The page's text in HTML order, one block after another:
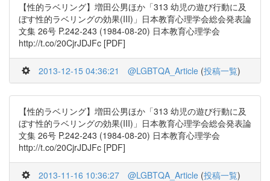
【性的ラベリング】増田公男ほか「313 幼児の遊び行動に及
ぼす性的ラベリングの効果(III)」日本教育心理学会総会発表論
文集 26号 P.242-243 (1984-08-20) 日本教育心理学会
http://t.co/20CjrJDJFc [PDF]
2013-12-15 04:36:21 @LGBTQA_Article (投稿一覧)
【性的ラベリング】増田公男ほか「313 幼児の遊び行動に及
ぼす性的ラベリングの効果(III)」日本教育心理学会総会発表論
文集 26号 P.242-243 (1984-08-20) 日本教育心理学会
http://t.co/20CjrJDJFc [PDF]
2013-11-16 10:36:27 @LGBTQA_Article (投稿一覧)